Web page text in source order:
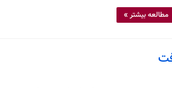
مطالعه بیشتر »